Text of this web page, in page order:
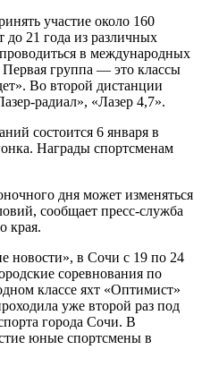
участие около 160
до 21 года из различных
в международных
Первая группа — это классы
Во второй дистанции
радиал», «Лазер 4,7».
состоится 6 января в
Награды спортсменам
дня может изменяться
сообщает пресс-служба
края.
новости», в Сочи с 19 по 24
соревнования по
классе яхт «Оптимист»
уже второй раз под
города Сочи. В
юные спортсмены в